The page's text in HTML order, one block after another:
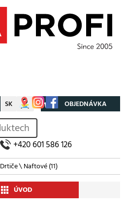
SK Můj účet OBJEDNÁVKA
+420 601 586 126
Drtiče\Naftové(11)
ÚVOD